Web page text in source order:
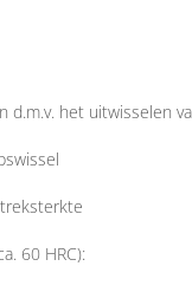
d.m.v. het uitwisselen
60 HRC):